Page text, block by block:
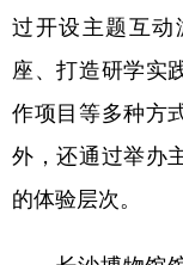
过开设主题互
座、打造研学实
作项目等多种方
外，还通过举办
的体验层次。